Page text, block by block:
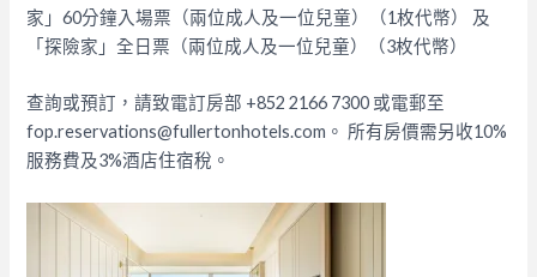
家」60分鐘入場票（兩位成人及一位兒童）（1枚代幣） 及
「探險家」全日票（兩位成人及一位兒童）（3枚代幣）
查詢或預訂，請致電訂房部 +852 2166 7300 或電郵至
fop.reservations@fullertonhotels.com。 所有房價需另收10%
服務費及3%酒店住宿稅。